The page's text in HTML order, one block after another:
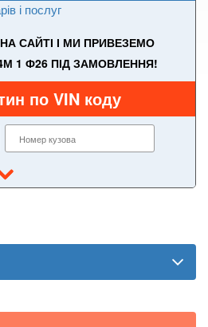
і послуг
САЙТІ І МИ ПРИВЕЗЕМО
1 Ф26 ПІД ЗАМОВЛЕННЯ!
по VIN коду